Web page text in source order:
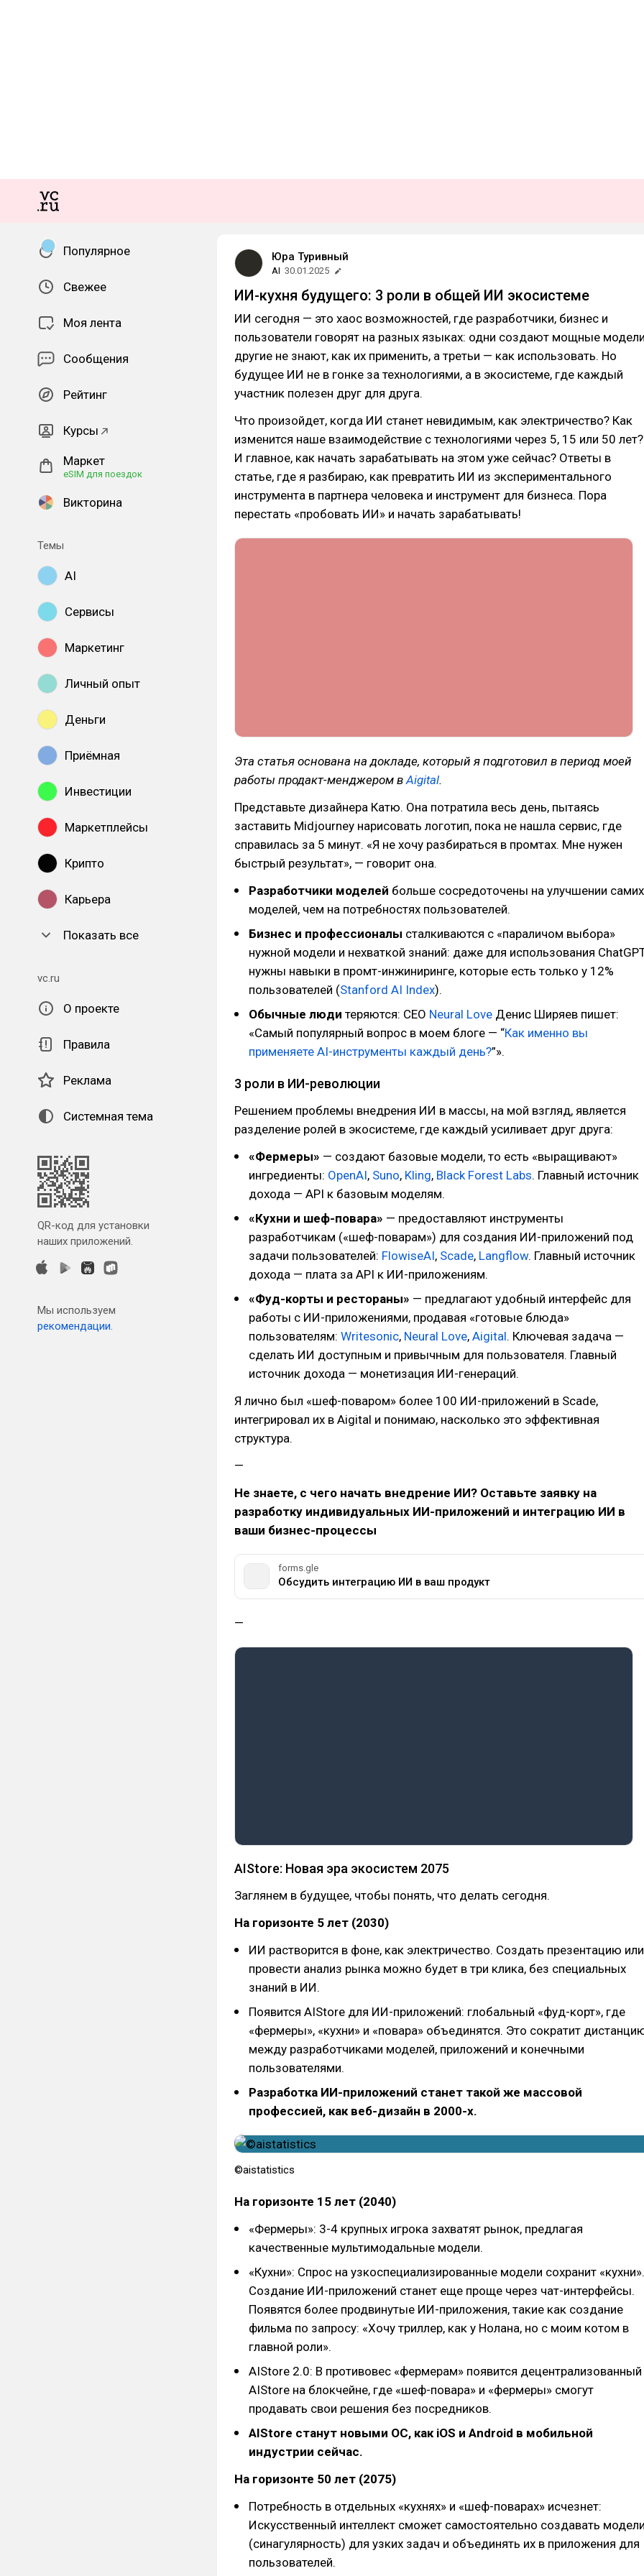
Популярное
Свежее
Моя лента
Сообщения
Рейтинг
Курсы
Маркет
eSIM для поездок
Викторина
Темы
AI
Сервисы
Маркетинг
Личный опыт
Деньги
Приёмная
Инвестиции
Маркетплейсы
Крипто
Карьера
Показать все
vc.ru
О проекте
Правила
Реклама
Системная тема
QR-код для установки
наших приложений.
Мы используем
рекомендации.
Юра Туривный
AI 30.01.2025
ИИ-кухня будущего: 3 роли в общей ИИ экосистеме
ИИ сегодня — это хаос возможностей, где разработчики, бизнес и
пользователи говорят на разных языках: одни создают мощные
другие не знают, как их применить, а третьи — как использовать. Но
будущее ИИ не в гонке за технологиями, а в экосистеме, где каждый
участник полезен друг для друга.
Что произойдет, когда ИИ станет невидимым, как электричество? Как
изменится наше взаимодействие с технологиями через 5, 15 или 50 лет?
И главное, как начать зарабатывать на этом уже сейчас? Ответы в
статье, где я разбираю, как превратить ИИ из экспериментального
инструмента в партнера человека и инструмент для бизнеса. Пора
перестать «пробовать ИИ» и начать зарабатывать!
Эта статья основана на докладе, который я подготовил в период моей
работы продакт-менджером в Aigital.
Представьте дизайнера Катю. Она потратила весь день, пытаясь
заставить Midjourney нарисовать логотип, пока не нашла сервис, где
справилась за 5 минут. «Я не хочу разбираться в промтах. Мне нужен
быстрый результат», — говорит она.
Разработчики моделей больше сосредоточены на улучшении самих
моделей, чем на потребностях пользователей.
Бизнес и профессионалы сталкиваются с «параличом выбора»
нужной модели и нехваткой знаний: даже для использования
нужны навыки в промт-инжиниринге, которые есть только у 12%
пользователей (Stanford AI Index).
Обычные люди теряются: CEO Neural Love Денис Ширяев пишет:
«Самый популярный вопрос в моем блоге — “Как именно вы
применяете AI-инструменты каждый день?”».
3 роли в ИИ-революции
Решением проблемы внедрения ИИ в массы, на мой взгляд, является
разделение ролей в экосистеме, где каждый усиливает друг друга:
«Фермеры» — создают базовые модели, то есть «выращивают»
ингредиенты: OpenAI, Suno, Kling, Black Forest Labs. Главный источник
дохода — API к базовым моделям.
«Кухни и шеф-повара» — предоставляют инструменты
разработчикам («шеф-поварам») для создания ИИ-приложений под
задачи пользователей: FlowiseAI, Scade, Langflow. Главный источник
дохода — плата за API к ИИ-приложениям.
«Фуд-корты и рестораны» — предлагают удобный интерфейс для
работы с ИИ-приложениями, продавая «готовые блюда»
пользователям: Writesonic, Neural Love, Aigital. Ключевая задача —
сделать ИИ доступным и привычным для пользователя. Главный
источник дохода — монетизация ИИ-генераций.
Я лично был «шеф-поваром» более 100 ИИ-приложений в Scade,
интегрировал их в Aigital и понимаю, насколько это эффективная
структура.
—
Не знаете, с чего начать внедрение ИИ? Оставьте заявку на
разработку индивидуальных ИИ-приложений и интеграцию ИИ в
ваши бизнес-процессы
forms.gle
Обсудить интеграцию ИИ в ваш продукт
—
AIStore: Новая эра экосистем 2075
Заглянем в будущее, чтобы понять, что делать сегодня.
На горизонте 5 лет (2030)
ИИ растворится в фоне, как электричество. Создать презентацию или
провести анализ рынка можно будет в три клика, без специальных
знаний в ИИ.
Появится AIStore для ИИ-приложений: глобальный «фуд-корт», где
«фермеры», «кухни» и «повара» объединятся. Это сократит
между разработчиками моделей, приложений и конечными
пользователями.
Разработка ИИ-приложений станет такой же массовой
профессией, как веб-дизайн в 2000-х.
©aistatistics
На горизонте 15 лет (2040)
«Фермеры»: 3-4 крупных игрока захватят рынок, предлагая
качественные мультимодальные модели.
«Кухни»: Спрос на узкоспециализированные модели сохранит «кухни».
Создание ИИ-приложений станет еще проще через чат-интерфейсы.
Появятся более продвинутые ИИ-приложения, такие как создание
фильма по запросу: «Хочу триллер, как у Нолана, но с моим котом в
главной роли».
AIStore 2.0: В противовес «фермерам» появится децентрализованный
AIStore на блокчейне, где «шеф-повара» и «фермеры» смогут
продавать свои решения без посредников.
AIStore станут новыми ОС, как iOS и Android в мобильной
индустрии сейчас.
На горизонте 50 лет (2075)
Потребность в отдельных «кухнях» и «шеф-поварах» исчезнет:
Искусственный интеллект сможет самостоятельно создавать
(синагулярность) для узких задач и объединять их в приложения для
пользователей.